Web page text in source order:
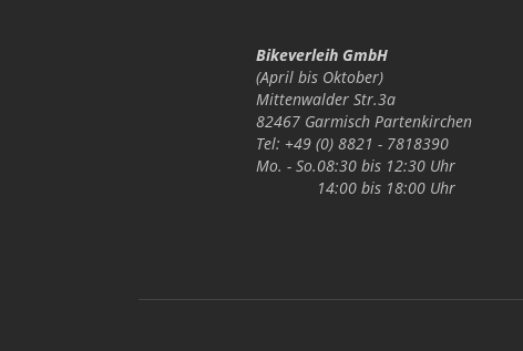
Bikeverleih GmbH
(April bis Oktober)
Mittenwalder Str.3a
82467 Garmisch Partenkirchen
Tel: +49 (0) 8821 - 7818390
Mo. - So.08:30 bis 12:30 Uhr
14:00 bis 18:00 Uhr